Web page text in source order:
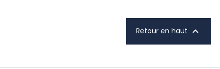
Retour en haut 